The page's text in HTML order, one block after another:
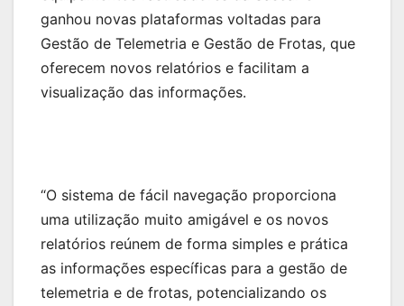
ganhou novas plataformas voltadas para
Gestão de Telemetria e Gestão de Frotas, que
oferecem novos relatórios e facilitam a
visualização das informações.
“O sistema de fácil navegação proporciona
uma utilização muito amigável e os novos
relatórios reúnem de forma simples e prática
as informações específicas para a gestão de
telemetria e de frotas, potencializando os